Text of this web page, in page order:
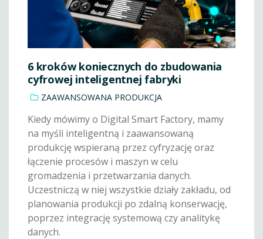
6 kroków koniecznych do zbudowania
cyfrowej inteligentnej fabryki
ZAAWANSOWANA PRODUKCJA
Kiedy mówimy o Digital Smart Factory, mamy
na myśli inteligentną i zaawansowaną
produkcję wspieraną przez cyfryzację oraz
łączenie procesów i maszyn w celu
gromadzenia i przetwarzania danych.
Uczestniczą w niej wszystkie działy zakładu, od
planowania produkcji po zdalną konserwację,
poprzez integrację systemową czy analitykę
danych.